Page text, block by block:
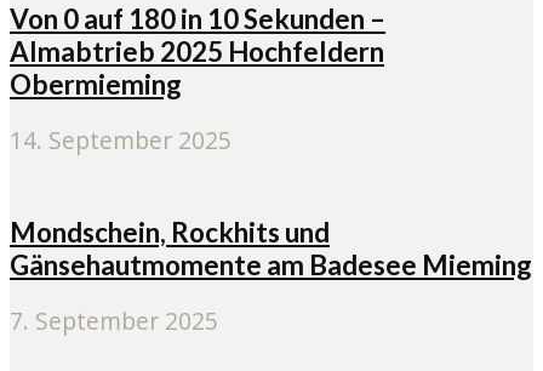
Von 0 auf 180 in 10 Sekunden –
Almabtrieb 2025 Hochfeldern
Obermieming
14. September 2025
Mondschein, Rockhits und
Gänsehautmomente am Badesee Mieming
7. September 2025